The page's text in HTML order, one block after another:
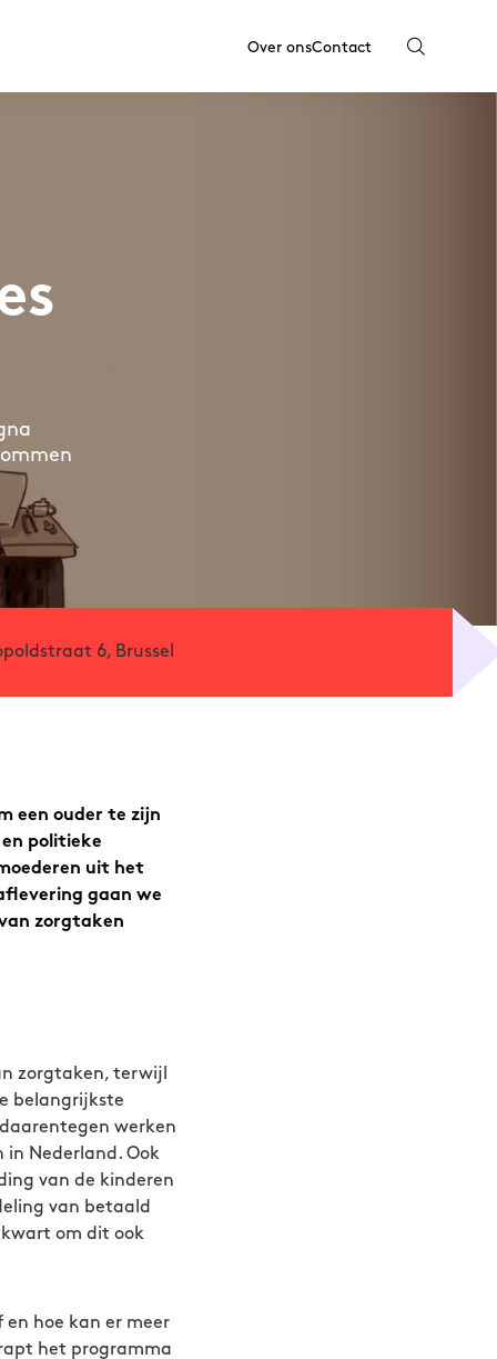
Over onsContact
6, Brussel
een ouder te zijn
politieke
uit het
gaan we
zorgtaken
zorgtaken, terwijl
belangrijkste
werken
in Nederland. Ook
van de kinderen
van betaald
om dit ook
hoe kan er meer
het programma